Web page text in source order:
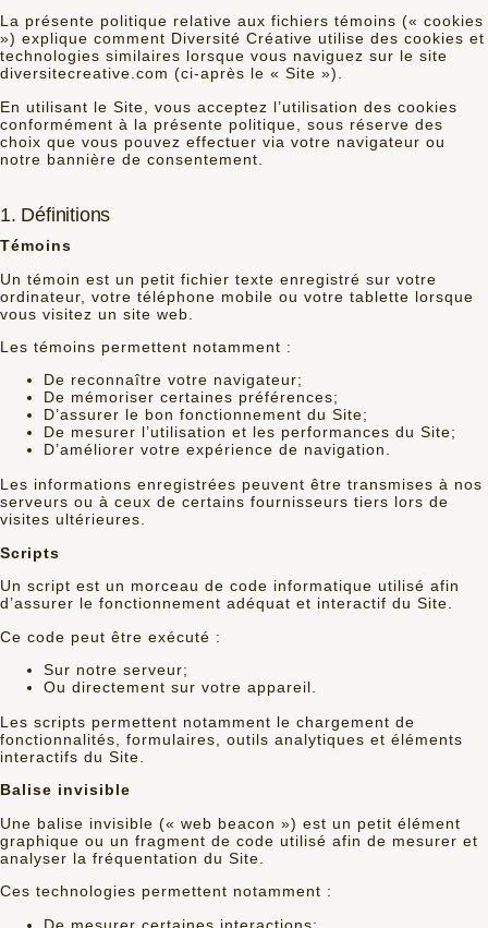
La présente politique relative aux fichiers témoins (« cookies
») explique comment Diversité Créative utilise des cookies et
technologies similaires lorsque vous naviguez sur le site
diversitecreative.com (ci-après le « Site »).
En utilisant le Site, vous acceptez l’utilisation des cookies
conformément à la présente politique, sous réserve des
choix que vous pouvez effectuer via votre navigateur ou
notre bannière de consentement.
1. Définitions
Témoins
Un témoin est un petit fichier texte enregistré sur votre
ordinateur, votre téléphone mobile ou votre tablette lorsque
vous visitez un site web.
Les témoins permettent notamment :
De reconnaître votre navigateur;
De mémoriser certaines préférences;
D’assurer le bon fonctionnement du Site;
De mesurer l’utilisation et les performances du Site;
D’améliorer votre expérience de navigation.
Les informations enregistrées peuvent être transmises à nos
serveurs ou à ceux de certains fournisseurs tiers lors de
visites ultérieures.
Scripts
Un script est un morceau de code informatique utilisé afin
d’assurer le fonctionnement adéquat et interactif du Site.
Ce code peut être exécuté :
Sur notre serveur;
Ou directement sur votre appareil.
Les scripts permettent notamment le chargement de
fonctionnalités, formulaires, outils analytiques et éléments
interactifs du Site.
Balise invisible
Une balise invisible (« web beacon ») est un petit élément
graphique ou un fragment de code utilisé afin de mesurer et
analyser la fréquentation du Site.
Ces technologies permettent notamment :
De mesurer certaines interactions;